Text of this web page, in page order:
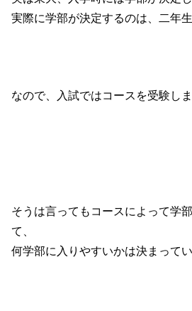
実際に学部が決定するのは、二年生
なので、入試ではコースを受験しま
そうは言ってもコースによって学
て、
何学部に入りやすいかは決まってい